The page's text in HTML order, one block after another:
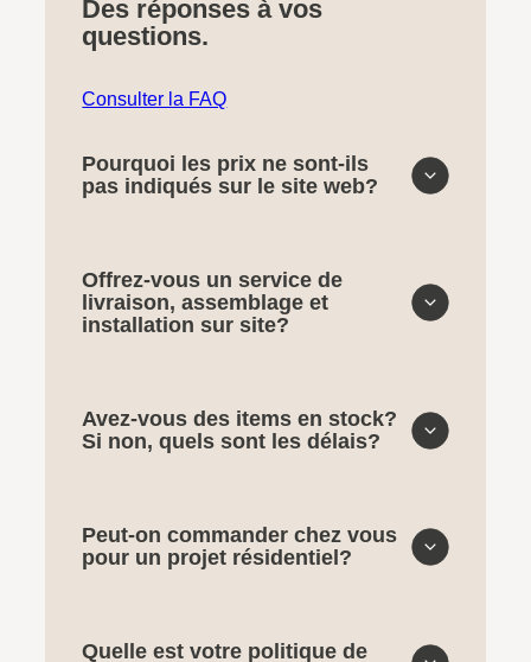
Des réponses à vos
questions.
Consulter la FAQ
Pourquoi les prix ne sont-ils
pas indiqués sur le site web?
Offrez-vous un service de
livraison, assemblage et
installation sur site?
Avez-vous des items en stock?
Si non, quels sont les délais?
Peut-on commander chez vous
pour un projet résidentiel?
Quelle est votre politique de